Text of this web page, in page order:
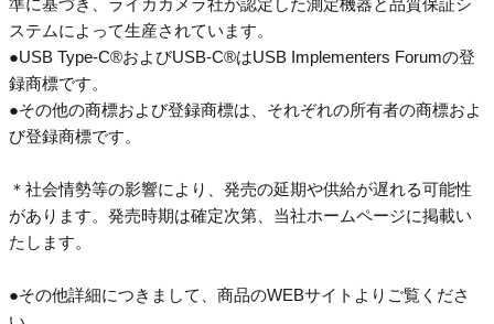
準に基づき、ライカカメラ社が認定した測定機器と品質保証シ
ステムによって生産されています。
●USB Type-C®およびUSB-C®はUSB Implementers Forumの登
録商標です。
●その他の商標および登録商標は、それぞれの所有者の商標およ
び登録商標です。
＊社会情勢等の影響により、発売の延期や供給が遅れる可能性
があります。発売時期は確定次第、当社ホームページに掲載い
たします。
●その他詳細につきまして、商品のWEBサイトよりご覧くださ